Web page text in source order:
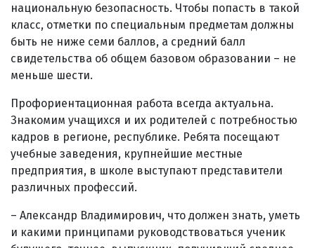
национальную безопасность. Чтобы попасть в такой
класс, отметки по специальным предметам должны
быть не ниже семи баллов, а средний балл
свидетельства об общем базовом образовании – не
меньше шести.
Профориентационная работа всегда актуальна.
Знакомим учащихся и их родителей с потребностью
кадров в регионе, республике. Ребята посещают
учебные заведения, крупнейшие местные
предприятия, в школе выступают представители
различных профессий.
– Александр Владимирович, что должен знать, уметь
и какими принципами руководствоваться ученик